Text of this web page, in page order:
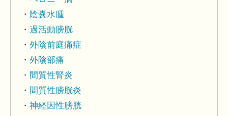
陰嚢水腫
過活動膀胱
外陰前庭痛症
外陰部痛
間質性腎炎
間質性膀胱炎
神経因性膀胱